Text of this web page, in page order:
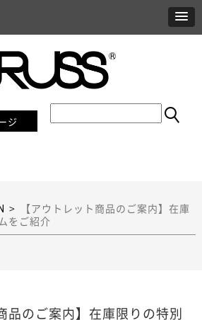
ジ
>
【アウトレット商品のご案内】在庫
をご紹介
品のご案内】在庫限りの特別